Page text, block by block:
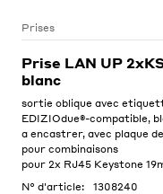
Prises
Prise LAN UP
blanc
sortie oblique avec
EDIZIOdue®-compatible,
a encastrer, avec plaque
pour combinaisons
pour 2x RJ45 Keystone
N° d'article:
1308240